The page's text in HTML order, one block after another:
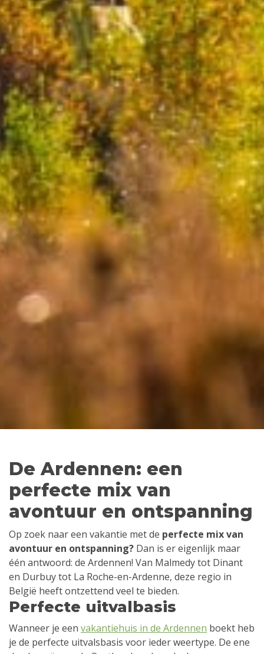
De Ardennen: een
perfecte mix van
avontuur en ontspanning
Op zoek naar een vakantie met de perfecte mix van
avontuur en ontspanning? Dan is er eigenlijk maar
één antwoord: de Ardennen! Van Malmedy tot Dinant
en Durbuy tot La Roche-en-Ardenne, deze regio in
België heeft ontzettend veel te bieden.
Perfecte uitvalbasis
Wanneer je een vakantiehuis in de Ardennen boekt heb
je de perfecte uitvalsbasis voor ieder weertype. De ene